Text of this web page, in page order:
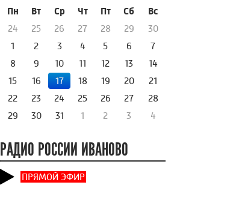
Пн
Вт Ср Чт Пт Сб
Вс
24
25 26 27 28 29
30
1
2 3 4 5 6
7
8
9 10 11 12 13
14
15
16 17 18 19 20
21
22
23 24 25 26 27
28
29
30 31 1 2 3 4
РАДИО РОССИИ ИВАНОВО
ПРЯМОЙ ЭФИР